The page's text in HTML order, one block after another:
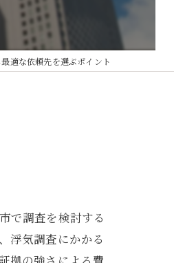
適な依頼先を選ぶポイント
で調査を検討する
浮気調査にかかる